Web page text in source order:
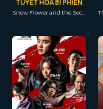
TUYẾT HOA BÍ PHIẾN
Snow Flower and the Secret Fan (2011)